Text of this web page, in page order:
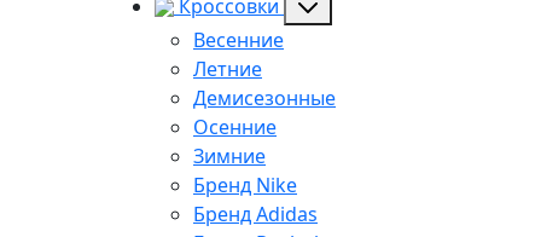
Кроссовки
Весенние
Летние
Демисезонные
Осенние
Зимние
Бренд Nike
Бренд Adidas